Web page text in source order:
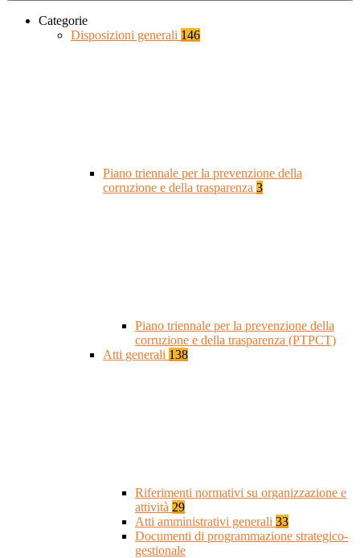
Categorie
Disposizioni generali 146
Piano triennale per la prevenzione della
corruzione e della trasparenza 3
Piano triennale per la prevenzione della
corruzione e della trasparenza (PTPCT)
Atti generali 138
Riferimenti normativi su organizzazione e
attività 29
Atti amministrativi generali 33
Documenti di programmazione strategico-
gestionale